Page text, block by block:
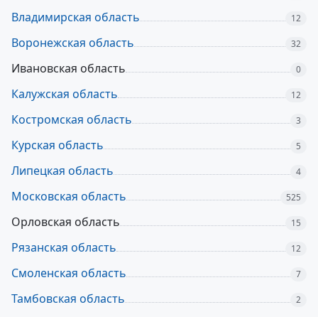
Владимирская область 12
Воронежская область 32
Ивановская область 0
Калужская область 12
Костромская область 3
Курская область 5
Липецкая область 4
Московская область 525
Орловская область 15
Рязанская область 12
Смоленская область 7
Тамбовская область 2